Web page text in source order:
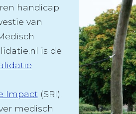
handicap
van
is de
Impact (SRI).
medisch